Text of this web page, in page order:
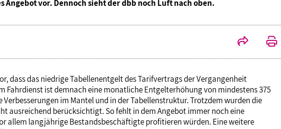
Gesundheit
Gender Budgeting
vor. Dennoch sieht der dbb noch Luft nach oben.
dass das niedrige Tabellenentgelt des Tarifvertrags der Vergangenheit
Fahrdienst ist demnach eine monatliche Entgelterhöhung von mindestens 375
im Mantel und in der Tabellenstruktur. Trotzdem wurden die
ausreichend berücksichtigt. So fehlt in dem Angebot immer noch eine
allem langjährige Bestandsbeschäftigte profitieren würden. Eine weitere